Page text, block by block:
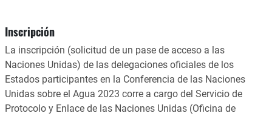
Inscripción
La inscripción (solicitud de un pase de acceso a las
Naciones Unidas) de las delegaciones oficiales de los
Estados participantes en la Conferencia de las Naciones
Unidas sobre el Agua 2023 corre a cargo del Servicio de
Protocolo y Enlace de las Naciones Unidas (Oficina de